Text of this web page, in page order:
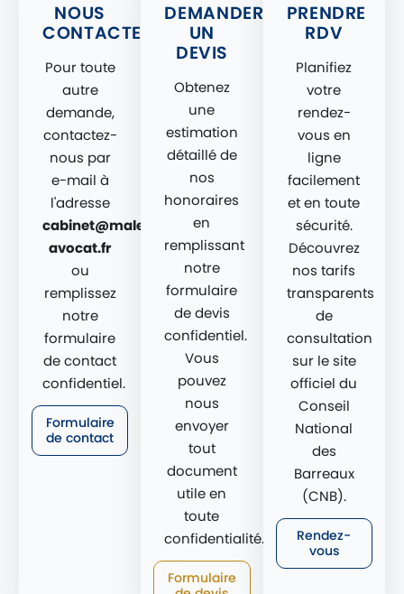
NOUS
CONTACTER
Pour toute
autre
demande,
contactez-
nous par
e-mail à
l'adresse
cabinet@malekian-
avocat.fr
ou
remplissez
notre
formulaire
de contact
confidentiel.
Formulaire
de contact
DEMANDER
UN
DEVIS
Obtenez
une
estimation
détaillé de
nos
honoraires
en
remplissant
notre
formulaire
de devis
confidentiel.
Vous
pouvez
nous
envoyer
tout
document
utile en
toute
confidentialité.
Formulaire
PRENDRE
RDV
Planifiez
votre
rendez-
vous en
ligne
facilement
et en toute
sécurité.
Découvrez
nos tarifs
transparents
de
consultation
sur le site
officiel du
Conseil
National
des
Barreaux
(CNB).
Rendez-
vous